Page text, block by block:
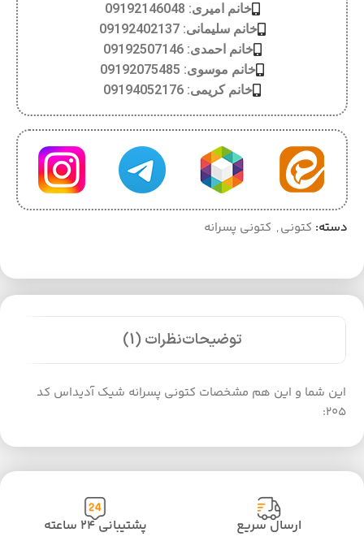
خانم امیری: 09192146048
خانم سلیمانی: 09192402137
خانم احمدی: 09192507146
خانم موسوی: 09192075485
خانم کریمی: 09194052176
دسته: کتونی, کتونی پسرانه
توضیحاتنظرات (1)
این شما و این هم مشخصات کتونی پسرانه شیک آدیداس کد
205:
ارسال سریع پشتیبانی ۲۴ ساعته